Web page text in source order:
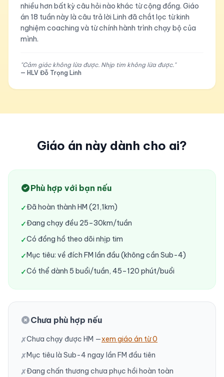
nhiều hơn bất kỳ câu hỏi nào khác từ cộng đồng. Giáo
án 18 tuần này là câu trả lời Linh đã chắt lọc từ kinh
nghiệm coaching và từ chính hành trình chạy bộ của
mình.
"Cảm giác không lừa được. Nhịp tim không lừa được."
— HLV Đỗ Trọng Linh
Giáo án này dành cho ai?
Phù hợp với bạn nếu
✓Đã hoàn thành HM (21,1km)
✓Đang chạy đều 25–30km/tuần
✓Có đồng hồ theo dõi nhịp tim
✓Mục tiêu: về đích FM lần đầu (không cần Sub-4)
✓Có thể dành 5 buổi/tuần, 45–120 phút/buổi
Chưa phù hợp nếu
✗Chưa chạy được HM —xem giáo án từ 0
✗Mục tiêu là Sub-4 ngay lần FM đầu tiên
✗Đang chấn thương chưa phục hồi hoàn toàn